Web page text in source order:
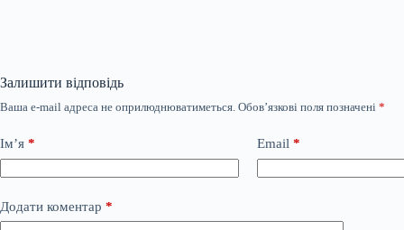
Залишити відповідь
Ваша e-mail адреса не оприлюднюватиметься. Обов’язкові поля позначені *
Ім’я * Email *
Додати коментар *